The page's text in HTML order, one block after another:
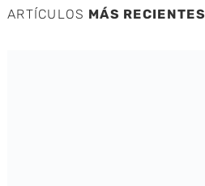
ARTÍCULOS MÁS RECIENTES